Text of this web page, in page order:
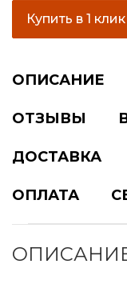
Купить в 1 клик
ОПИСАНИЕ
ОТЗЫВЫ
ДОСТАВКА
ОПЛАТА